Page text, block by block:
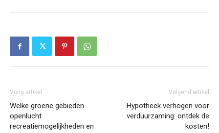
Vorig artikel
Welke groene gebieden
openlucht
recreatiemogelijkheden en
Volgend artikel
Hypotheek verhogen voor
verduurzaming: ontdek de
kosten!